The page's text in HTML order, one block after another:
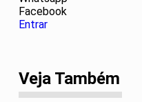
Facebook
Entrar
Veja Também